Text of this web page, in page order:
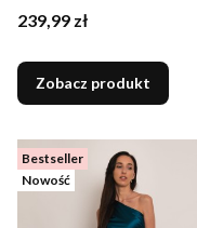
rękawami khaki
Cena
239,99 zł
Zobacz produkt
Bestseller
Nowość